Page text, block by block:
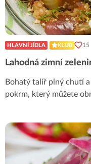
HLAVNÍ JÍDLA KLUB 15
Lahodná zimní
Bohatý talíř plný chutí a
pokrm, který můžete